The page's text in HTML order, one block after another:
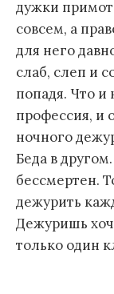
дужки
совсем, а
для него
слаб, слеп и
попадя. Что и
профессия, и
ночного
Беда в
бессмертен.
дежурить
Дежуришь
только один